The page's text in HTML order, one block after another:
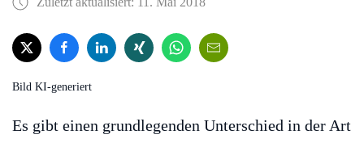
Bild KI-generiert
Es gibt einen grundlegenden Unterschied in der Art